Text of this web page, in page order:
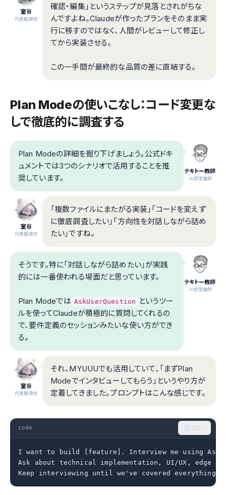
室谷
代表取締役
確認・編集」というステップが見落とされがちな
んですよね。Claudeが作ったプランをそのまま実
行に移すのではなく、人間がレビューして修正し
てから実装させる。
この一手間が最終的な品質の差に直結する。
Plan Modeの使いこなし：コード変更な
しで徹底的に調査する
テキトー教師
.AI認定講師
Plan Modeの詳細を掘り下げましょう。公式ドキ
ュメントでは3つのシナリオで活用することを推
奨しています。
室谷
代表取締役
「複数ファイルにまたがる実装」「コードを変えず
に徹底調査したい」「方向性を対話しながら詰め
たい」ですね。
テキトー教師
.AI認定講師
そうです。特に「対話しながら詰めたい」が実践
的には一番使われる場面だと思っています。
Plan Modeでは AskUserQuestion
というツー
ルを使ってClaudeが積極的に質問してくれるの
で、要件定義のセッションみたいな使い方ができ
る。
室谷
代表取締役
それ、MYUUUでも活用していて、「まずPlan
Modeでインタビューしてもらう」というやり方が
定着してきました。プロンプトはこんな感じです。
code コピー
I want to build [feature]. Interview me using
Ask about technical implementation, UI/UX, edge
Keep interviewing until we've covered everything,